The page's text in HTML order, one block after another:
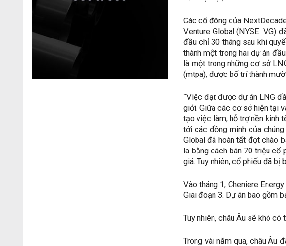
Các cổ đông của
Venture Global (NYSE: VG)
đầu chỉ 30 tháng sau khi
thành một trong hai dự án
là một trong những cơ sở
(mtpa), được bố trí thành
“Việc đạt được dự án LNG
giới. Giữa các cơ sở hiện tại
tạo việc làm, hỗ trợ nền kinh
tới các đồng minh của
Global đã hoàn tất đợt chào
la bằng cách bán 70 triệu
giá. Tuy nhiên, cổ phiếu đã bị
Vào tháng 1, Cheniere
Giai đoạn 3. Dự án bao gồm
Tuy nhiên, châu Âu sẽ khó có
Trong vài năm qua, châu Âu